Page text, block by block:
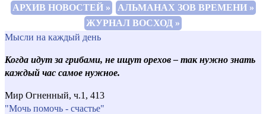
АРХИВ НОВОСТЕЙ »
АЛЬМАНАХ ЗОВ ВРЕМЕНИ »
ЖУРНАЛ ВОСХОД »
Мысли на каждый день
Когда идут за грибами, не ищут орехов – так нужно знать
каждый час самое нужное.
Мир Огненный, ч.1, 413
"Мочь помочь - счастье"